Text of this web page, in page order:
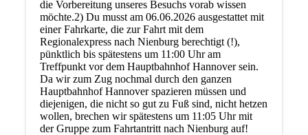
die Vorbereitung unseres Besuchs vorab wissen
möchte.2) Du musst am 06.06.2026 ausgestattet mit
einer Fahrkarte, die zur Fahrt mit dem
Regionalexpress nach Nienburg berechtigt (!),
pünktlich bis spätestens um 11:00 Uhr am
Treffpunkt vor dem Hauptbahnhof Hannover sein.
Da wir zum Zug nochmal durch den ganzen
Hauptbahnhof Hannover spazieren müssen und
diejenigen, die nicht so gut zu Fuß sind, nicht hetzen
wollen, brechen wir spätestens um 11:05 Uhr mit
der Gruppe zum Fahrtantritt nach Nienburg auf!